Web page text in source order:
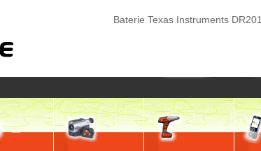
Baterie Texas Instruments DR201